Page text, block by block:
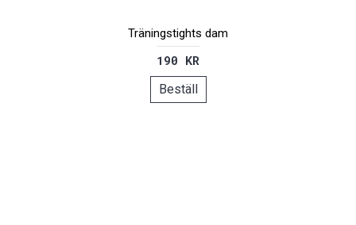
Träningstights dam
190 KR
Beställ